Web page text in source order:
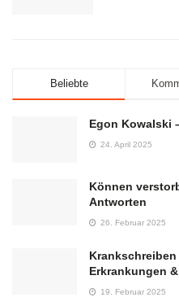
Beliebte
Egon Kowalski
24. April 2025
Können
Antworten
26. Februar 2025
Erkrankungen
19. Februar 2025